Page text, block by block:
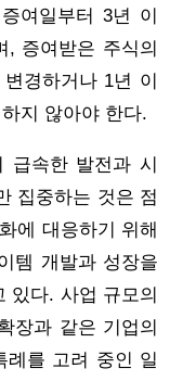
여일부터 3년 이
, 증여받은 주식의
경하거나 1년 이
지 않아야 한다.
급속한 발전과 시
집중하는 것은 점
에 대응하기 위해
템 개발과 성장을
있다. 사업 규모의
장과 같은 기업의
례를 고려 중인 일